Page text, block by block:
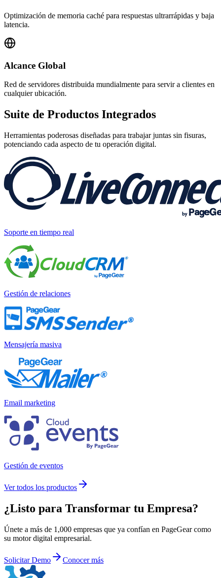
Optimización de memoria caché para respuestas ultrarrápidas y baja
latencia.
Alcance Global
Red de servidores distribuida mundialmente para servir a clientes en
cualquier ubicación.
Suite de Productos Integrados
Herramientas poderosas diseñadas para trabajar juntas sin fisuras,
potenciando cada aspecto de tu operación digital.
Soporte en tiempo real
Gestión de relaciones
Mensajería masiva
Email marketing
Gestión de eventos
Ver todos los productos
¿Listo para Transformar tu Empresa?
Únete a más de 1,000 empresas que ya confían en PageGear como
su motor digital empresarial.
Solicitar Demo Conocer más